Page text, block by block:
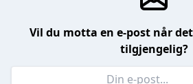
Vil du motta en e-post når
tilgjengelig?